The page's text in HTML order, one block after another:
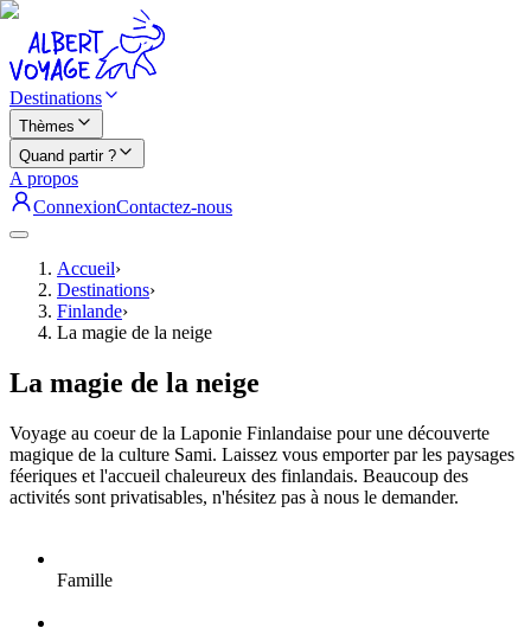
Destinations
Thèmes
Quand partir ?
A propos
ConnexionContactez-nous
Accueil›
Destinations›
Finlande›
La magie de la neige
La magie de la neige
Voyage au coeur de la Laponie Finlandaise pour une découverte
magique de la culture Sami. Laissez vous emporter par les paysages
féeriques et l'accueil chaleureux des finlandais. Beaucoup des
activités sont privatisables, n'hésitez pas à nous le demander.
Famille